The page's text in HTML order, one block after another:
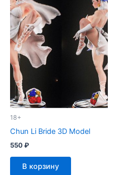
18+
Chun Li Bride 3D Model
550₽
В корзину